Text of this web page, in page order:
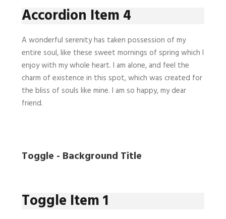
Accordion Item 4
A wonderful serenity has taken possession of my
entire soul, like these sweet mornings of spring which I
enjoy with my whole heart. I am alone, and feel the
charm of existence in this spot, which was created for
the bliss of souls like mine. I am so happy, my dear
friend.
Toggle - Background Title
Toggle Item 1